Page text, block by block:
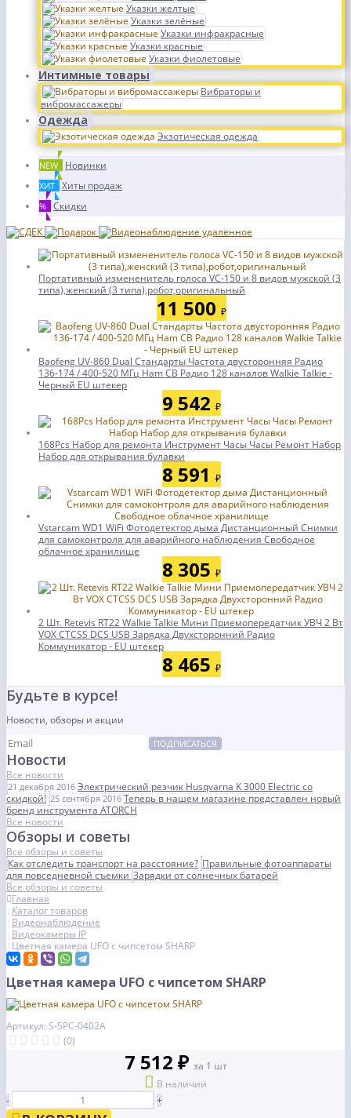
Указки желтые
Указки зелёные
Указки инфракрасные
Указки красные
Указки фиолетовые
Интимные товары
Вибраторы и
вибромассажеры
Одежда
Экзотическая одежда
NEW Новинки
ХИТ Хиты продаж
% Скидки
Портативный измененитель голоса VC-150 и 8 видов мужской (3
типа),женский (3 типа),робот,оригинальный
11 500 ₽
Baofeng UV-860 Dual Стандарты Частота двусторонняя Радио
136-174 / 400-520 МГц Ham CB Радио 128 каналов Walkie Talkie -
Черный EU штекер
9 542 ₽
168Pcs Набор для ремонта Инструмент Часы Часы Ремонт Набор
Набор для открывания булавки
8 591 ₽
Vstarcam WD1 WiFi Фотодетектор дыма Дистанционный Снимки
для самоконтроля для аварийного наблюдения Свободное
облачное хранилище
8 305 ₽
2 Шт. Retevis RT22 Walkie Talkie Мини Приемопередатчик УВЧ 2 Вт
VOX CTCSS DCS USB Зарядка Двухсторонний Радио
Коммуникатор - EU штекер
8 465 ₽
Будьте в курсе!
Новости, обзоры и акции
ПОДПИСАТЬСЯ
Новости
Все новости
21 декабря 2016 Электрический резчик Husqvarna K 3000 Electric со
скидкой! 25 сентября 2016 Теперь в нашем магазине представлен новый
бренд инструмента ATORCH
Все новости
Обзоры и советы
Все обзоры и советы
Как отследить транспорт на расстояние? Правильные фотоаппараты
для повседневной съемкиЗарядки от солнечных батарей
Все обзоры и советы
Главная
Каталог товаров
Видеонаблюдение
Видеокамеры IP
Цветная камера UFO с чипсетом SHARP
Цветная камера UFO с чипсетом SHARP
Артикул: S-SPC-0402A
(0)
7 512 ₽ за 1 шт
В наличии
-
+